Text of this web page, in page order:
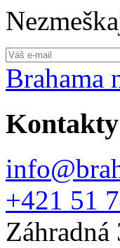
Brahama
Kontakty
+421 51
Záhradná